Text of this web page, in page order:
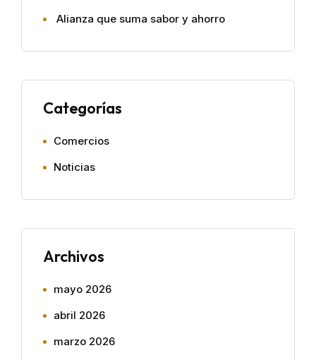
Alianza que suma sabor y ahorro
Categorías
Comercios
Noticias
Archivos
mayo 2026
abril 2026
marzo 2026